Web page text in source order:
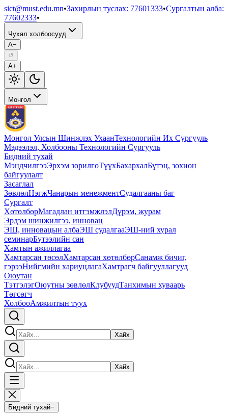
sict@must.edu.mn•Захирлын туслах: 77601333•Сургалтын алба:
77602333•
Чухал холбоосууд
A−
↺
A+
Монгол
Монгол Улсын Шинжлэх УхаанТехнологийн Их Сургууль
Мэдээлэл, Холбооны Технологийн Сургууль
Бидний тухай
МэндчилгээЭрхэм зорилгоТүүхБахархалБүтэц, зохион
байгуулалт
Засаглал
ЗөвлөлНэгжЧанарын менежментСудалгааны баг
Сургалт
ХөтөлбөрМагадлан итгэмжлэлДүрэм, журам
Эрдэм шинжилгээ, инновац
ЭШ, инновацын албаЭШ судалгааЭШ-ний хурал
семинарБүтээлийн сан
Хамтын ажиллагаа
Хамтарсан төсөлХамтарсан хөтөлбөрСанамж бичиг,
гэрээНийгмийн хариуцлагаХамтрагч байгууллагууд
Оюутан
ТэтгэлэгОюутны зөвлөлКлубуудТанхимын хуваарь
Төгсөгч
ХолбооАмжилтын түүх
Хайх
Хайх
Бидний тухай−